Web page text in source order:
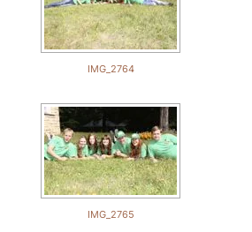
IMG_2764
IMG_2765